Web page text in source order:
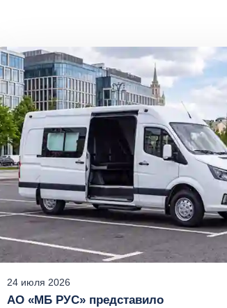
24 июля 2026
АО «МБ РУС» представило